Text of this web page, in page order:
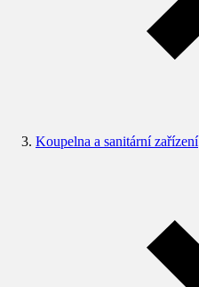
Koupelna a sanitární zařízení